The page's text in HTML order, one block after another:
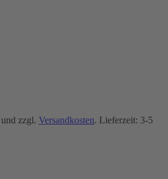
zzgl. Versandkosten. Lieferzeit: 3-5